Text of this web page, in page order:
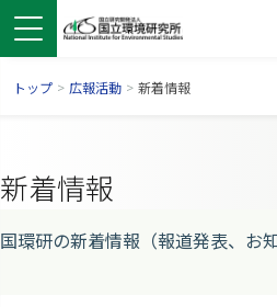
トップ > 広報活動 > 新着情報
新着情報
国環研の新着情報（報道発表、お